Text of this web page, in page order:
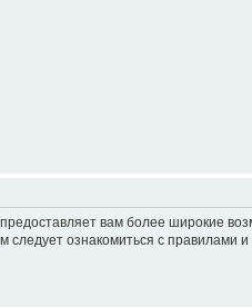
вам более широкие
следует ознакомиться с